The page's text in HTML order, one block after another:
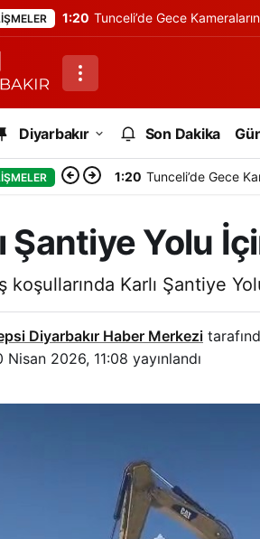
1:20 Tunceli’de Gece
Diyarbakır Son Dakika
1:20 Tunceli’de Gece
Şantiye Yolu
koşullarında Karlı Şantiye
Diyarbakır Haber Merkezi
Nisan 2026, 11:08 yayınlandı